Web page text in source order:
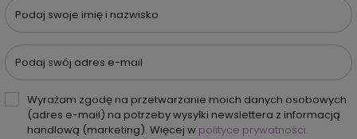
Podaj swoje imię i nazwisko
Podaj swój adres e-mail
Wyrażam zgodę na przetwarzanie moich danych osobowych
(adres e-mail) na potrzeby wysyłki newslettera z informacją
handlową (marketing). Więcej w polityce prywatności.